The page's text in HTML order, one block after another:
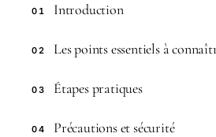
01 Introduction
02 Les points essentiels à
03 Étapes pratiques
04 Précautions et sécurité